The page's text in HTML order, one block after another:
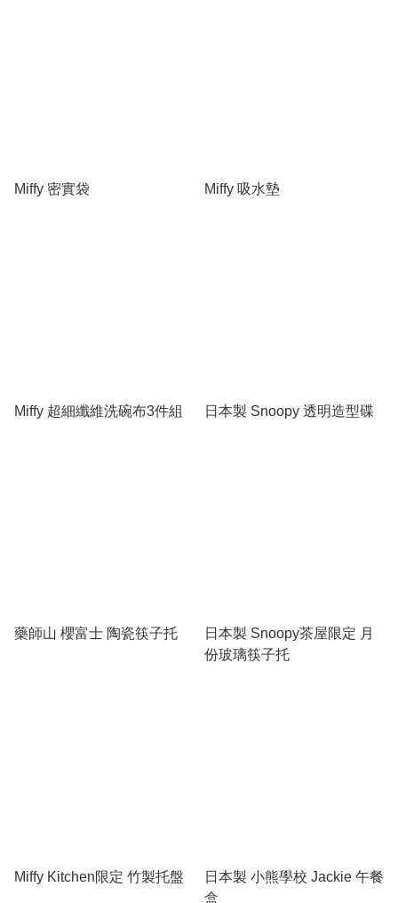
Miffy 密實袋 Miffy 吸水墊
Miffy 超細纖維洗碗布3件組 日本製 Snoopy 透明造型碟
藥師山 櫻富士 陶瓷筷子托
日本製 Snoopy茶屋限定 月
份玻璃筷子托
Miffy Kitchen限定 竹製托盤
日本製 小熊學校 Jackie 午餐
盒